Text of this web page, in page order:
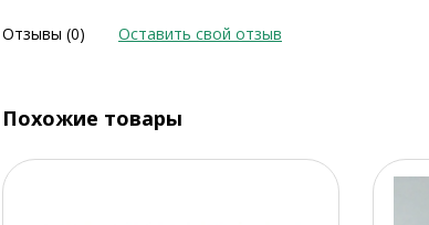
Отзывы (0) Оставить свой отзыв
Похожие товары